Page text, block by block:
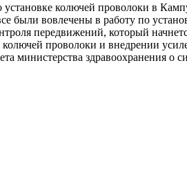
колючей проволоки в
вовлечены в работу по
передвижений, который
проволоки и внедрении
здравоохранения о